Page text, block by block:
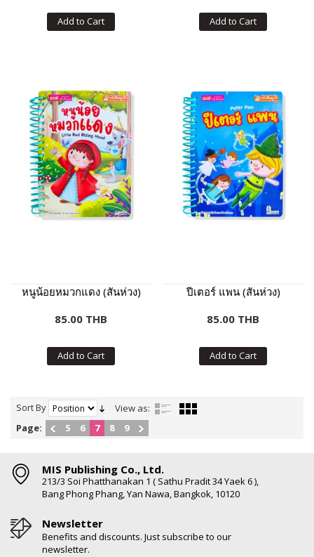
Add to Cart Add to Cart
หนูน้อยหมวกแดง (สันห่วง)
85.00 THB
Add to Cart
ปีเตอร์ แพน (สันห่วง)
85.00 THB
Add to Cart
Sort By
View as:
Page:
5 6 7 8 9
MIS Publishing Co., Ltd.
213/3 Soi Phatthanakan 1 ( Sathu Pradit 34 Yaek 6 ),
Bang Phong Phang, Yan Nawa, Bangkok, 10120
Newsletter
Benefits and discounts. Just subscribe to our
newsletter.